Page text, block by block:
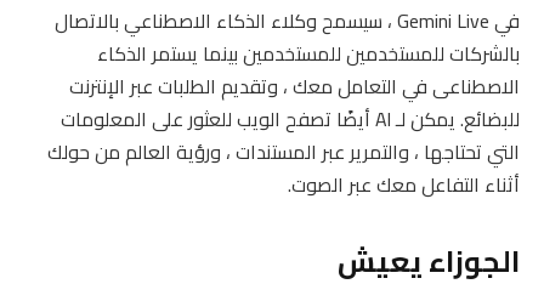
في Gemini Live ، سيسمح وكلاء الذكاء الاصطناعي بالاتصال
بالشركات للمستخدمين للمستخدمين بينما يستمر الذكاء
الاصطناعى في التعامل معك ، وتقديم الطلبات عبر الإنترنت
للبضائع. يمكن لـ AI أيضًا تصفح الويب للعثور على المعلومات
التي تحتاجها ، والتمرير عبر المستندات ، ورؤية العالم من حولك
أثناء التفاعل معك عبر الصوت.
الجوزاء يعيش